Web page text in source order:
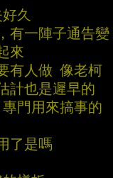
久
有一陣子通告變
來
有人做 像老柯
計也是遲早的
門用來搞事的
了是嗎